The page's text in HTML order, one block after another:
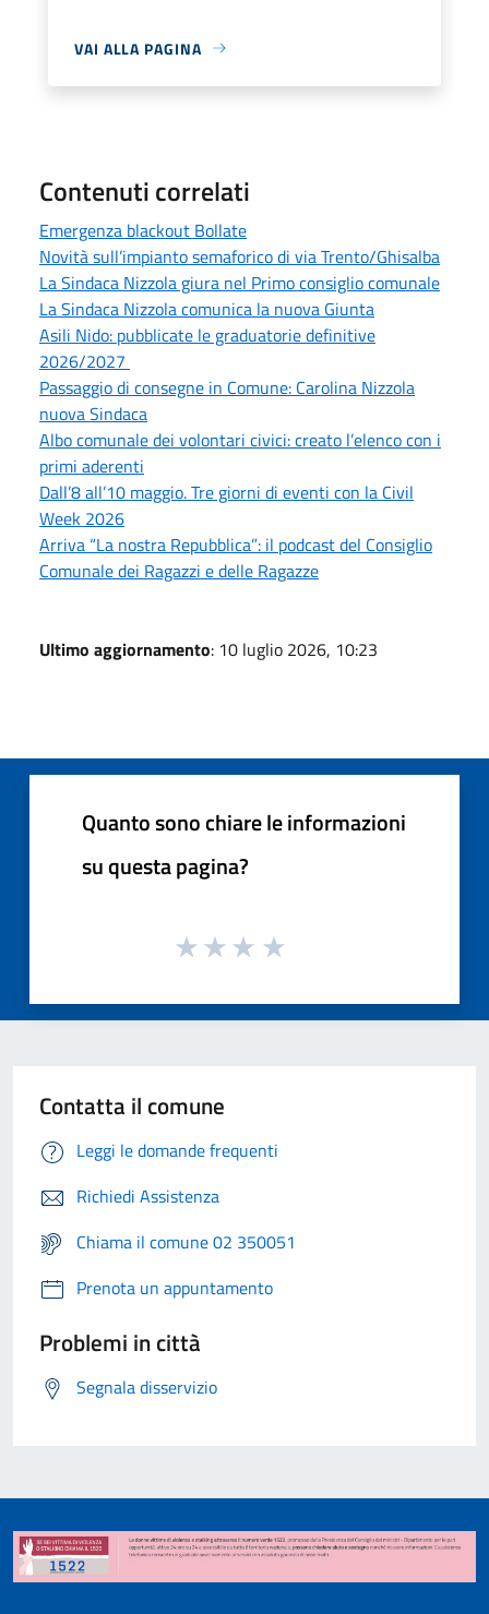
VAI ALLA PAGINA
Contenuti correlati
Emergenza blackout Bollate
Novità sull’impianto semaforico di via Trento/Ghisalba
La Sindaca Nizzola giura nel Primo consiglio comunale
La Sindaca Nizzola comunica la nuova Giunta
Asili Nido: pubblicate le graduatorie definitive
2026/2027
Passaggio di consegne in Comune: Carolina Nizzola
nuova Sindaca
Albo comunale dei volontari civici: creato l’elenco con i
primi aderenti
Dall’8 all’10 maggio. Tre giorni di eventi con la Civil
Week 2026
Arriva “La nostra Repubblica”: il podcast del Consiglio
Comunale dei Ragazzi e delle Ragazze
Ultimo aggiornamento: 10 luglio 2026, 10:23
Quanto sono chiare le informazioni
su questa pagina?
Contatta il comune
Leggi le domande frequenti
Richiedi Assistenza
Chiama il comune 02 350051
Prenota un appuntamento
Problemi in città
Segnala disservizio